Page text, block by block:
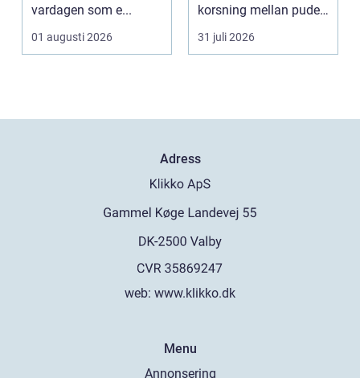
vardagen som e...
01 augusti 2026
korsning mellan pudel
och malteser. Kom...
31 juli 2026
Adress
web: www.klikko.dk
Menu
Annonsering